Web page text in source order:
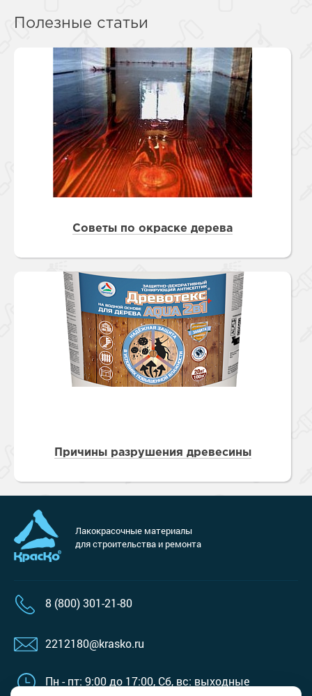
Полезные статьи
Советы по окраске дерева
Причины разрушения древесины
Лакокрасочные материалы
для строительства и ремонта
8 (800) 301-21-80
2212180@krasko.ru
Пн - пт: 9:00 до 17:00, Сб, вс: выходные